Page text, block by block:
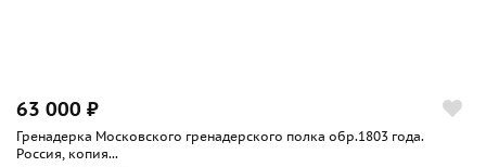
63 000 ₽
Гренадерка Московского гренадерского полка обр.1803 года.
Россия, копия...